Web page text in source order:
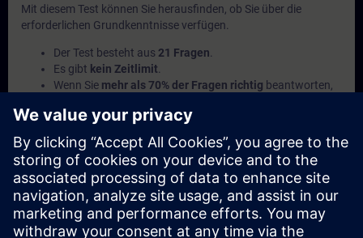
Mit diesem Test können Sie herausfinden, ob Sie über die
erforderlichen Grundkenntnisse verfügen.
Der Test besteht aus 21 Fragen
Es gibt kein Zeitlimit
Wenn Sie mehr als 70% der Fragen richtig beantworten,
Wenn Sieweniger als 70 %erreichen, empfehlen wir
Ihnen, den Kurs
SIMATIC Programmieren 2 in TIA Portal
(TIA-PRO2) zu besuchen, um Ihre Grundlagen zu
vertiefen.
Dette innholdet er en del av